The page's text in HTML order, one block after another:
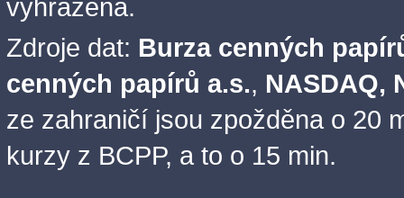
vyhrazena.
Zdroje dat: Burza cenných
cenných papírů a.s., NASDAQ,
ze zahraničí jsou zpožděna o 20
kurzy z BCPP, a to o 15 min.